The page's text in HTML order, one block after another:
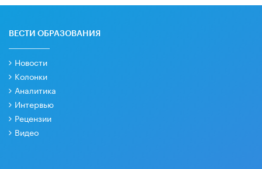
ВЕСТИ ОБРАЗОВАНИЯ
Новости
Колонки
Аналитика
Интервью
Рецензии
Видео